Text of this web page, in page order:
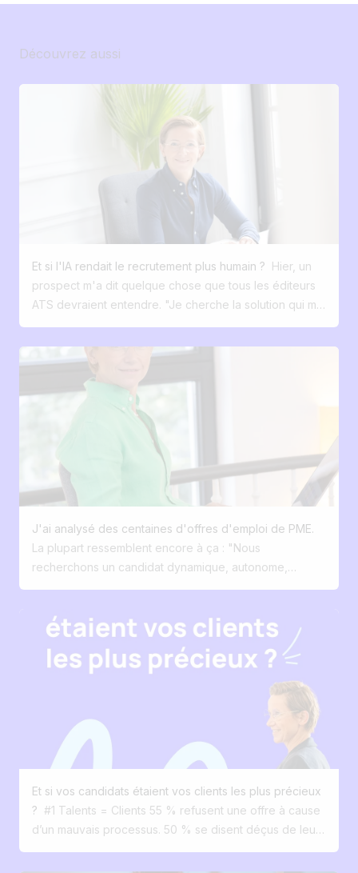
Découvrez aussi
Et si l'IA rendait le recrutement plus humain ? Hier, un
prospect m'a dit quelque chose que tous les éditeurs
ATS devraient entendre. "Je cherche la solution qui me
recruter sans recruteur. Pas pour remplacer les RH. Pas
pour automatiser les relations humaines. Mais bien pour
retrouver du temps. On vend l'IA comme une machine
capable de remplacer l'humain. Sur le terrain, j'observe
exactement l'inverse. Les recruteurs sont noyés sous
les tâches administratives. Ce qu'ils veulent, c'est
moins d'encodage. Moins de clics. Moins de gestion. Et
plus de conversations. Plus d'écoute. Plus de
héros du recrutement. Le héros, c'est le recruteur. La
technologie doit simplement lui permettre de faire ce
qu'il fait de mieux : créer des connexions humaines.
J'ai analysé des centaines d'offres d'emploi de PME.
La plupart ressemblent encore à ça : "Nous
recherchons un candidat dynamique, autonome,
Aujourd'hui, les meilleures offres répondent à 3
questions : • Pourquoi vous ? • Pourquoi ce job ? •
Pourquoi maintenant ? Et je rajouterais un bonus : Notre
vision d'entreprise ? Le recrutement est devenu du
marketing. Pourtant, peu d'entreprises l'ont compris.
Et si vos candidats étaient vos clients les plus précieux
? #1 Talents = Clients 55 % refusent une offre à cause
d’un mauvais processus. 50 % se disent déçus de leur